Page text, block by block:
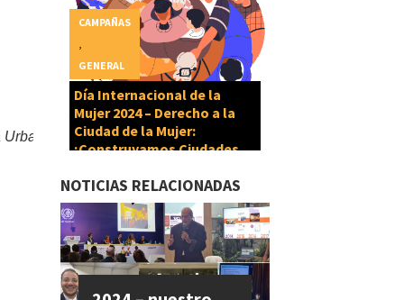
y esto es muy importante, pero su definición (en la
Día Internacional de la
Mujer 2024 – Derecho a la
Ciudad de la Mujer:
¡Construyamos Ciudades
CAMPAÑAS
GENERAL
NOTICIAS RELACIONADAS